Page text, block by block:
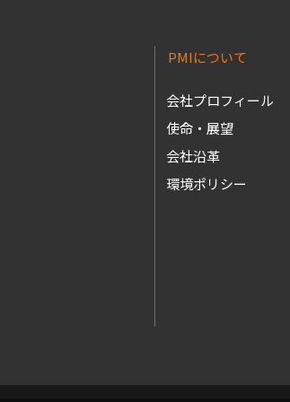
PMIについて
会社プロフィール
使命・展望
会社沿革
環境ポリシー